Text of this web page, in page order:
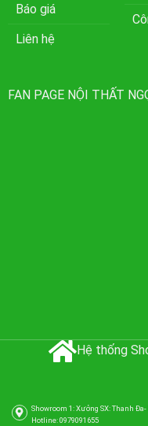
Báo giá
Liên hệ
FAN PAGE NỘI THẤT
Hệ thống
Showroom 1: Xưởng SX: Thanh
Hotline: 0979091655